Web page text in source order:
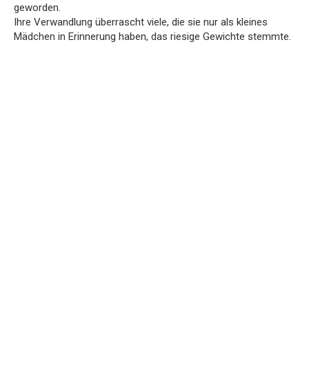
geworden.
Ihre Verwandlung überrascht viele, die sie nur als kleines
Mädchen in Erinnerung haben, das riesige Gewichte stemmte.